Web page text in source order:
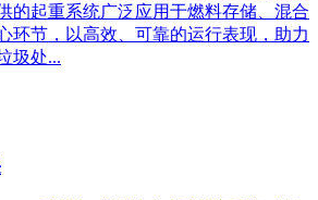
的起重系统广泛应用于燃料存储、混合
环节，以高效、可靠的运行表现，助力
圾处...